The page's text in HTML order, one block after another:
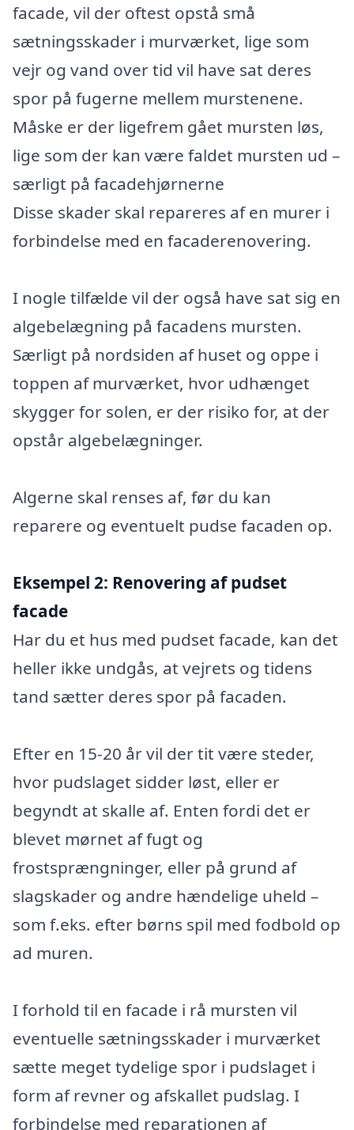
facade, vil der oftest opstå små
sætningsskader i murværket, lige som
vejr og vand over tid vil have sat deres
spor på fugerne mellem murstenene.
Måske er der ligefrem gået mursten løs,
lige som der kan være faldet mursten ud –
særligt på facadehjørnerne
Disse skader skal repareres af en murer i
forbindelse med en facaderenovering.
I nogle tilfælde vil der også have sat sig en
algebelægning på facadens mursten.
Særligt på nordsiden af huset og oppe i
toppen af murværket, hvor udhænget
skygger for solen, er der risiko for, at der
opstår algebelægninger.
Algerne skal renses af, før du kan
reparere og eventuelt pudse facaden op.
Eksempel 2: Renovering af pudset
facade
Har du et hus med pudset facade, kan det
heller ikke undgås, at vejrets og tidens
tand sætter deres spor på facaden.
Efter en 15-20 år vil der tit være steder,
hvor pudslaget sidder løst, eller er
begyndt at skalle af. Enten fordi det er
blevet mørnet af fugt og
frostsprængninger, eller på grund af
slagskader og andre hændelige uheld –
som f.eks. efter børns spil med fodbold op
ad muren.
I forhold til en facade i rå mursten vil
eventuelle sætningsskader i murværket
sætte meget tydelige spor i pudslaget i
form af revner og afskallet pudslag. I
forbindelse med reparationen af